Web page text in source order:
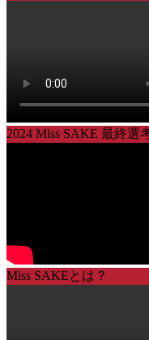
2024 Miss SAKE 最終選
Miss SAKEとは？